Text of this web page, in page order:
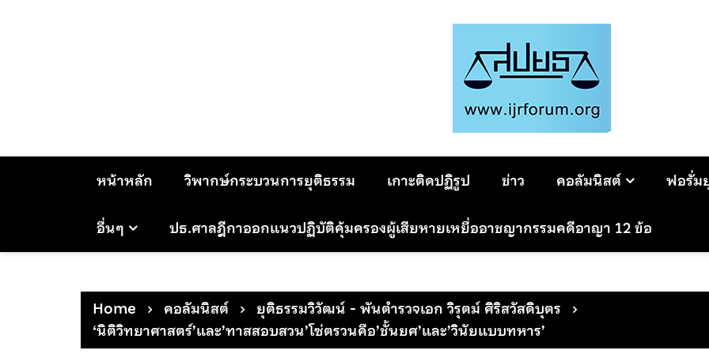
หน้าหลัก วิพากษ์กระบวนการยุติธรรม เกาะติดปฏิรูป ข่าว คอลัมนิสต์ ฟอรั่ม
อื่นๆ ปธ.ศาลฎีกาออกแนวปฏิบัติคุ้มครองผู้เสียหายเหยื่ออาชญากรรมคดีอาญา 12 ข้อ
Home คอลัมนิสต์
ยุติธรรมวิวัฒน์ - พันตำรวจเอก วิรุตม์ ศิริสวัสดิบุตร
‘นิติวิทยาศาสตร์’และ’ทาสสอบสวน’โซ่ตรวนคือ’ชั้นยศ’และ’วินัยแบบทหาร’